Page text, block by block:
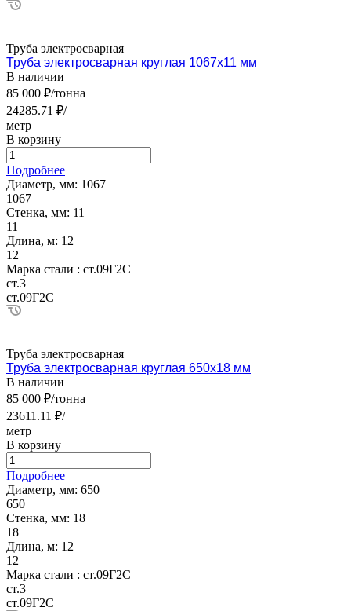
Труба электросварная
Труба электросварная круглая 1067х11 мм
В наличии
85 000 ₽/тонна
24285.71 ₽/
метр
В корзину
Подробнее
Диаметр, мм: 1067
1067
Стенка, мм: 11
11
Длина, м: 12
12
Марка стали : ст.09Г2С
ст.3
ст.09Г2С
Труба электросварная
Труба электросварная круглая 650х18 мм
В наличии
85 000 ₽/тонна
23611.11 ₽/
метр
В корзину
Подробнее
Диаметр, мм: 650
650
Стенка, мм: 18
18
Длина, м: 12
12
Марка стали : ст.09Г2С
ст.3
ст.09Г2С